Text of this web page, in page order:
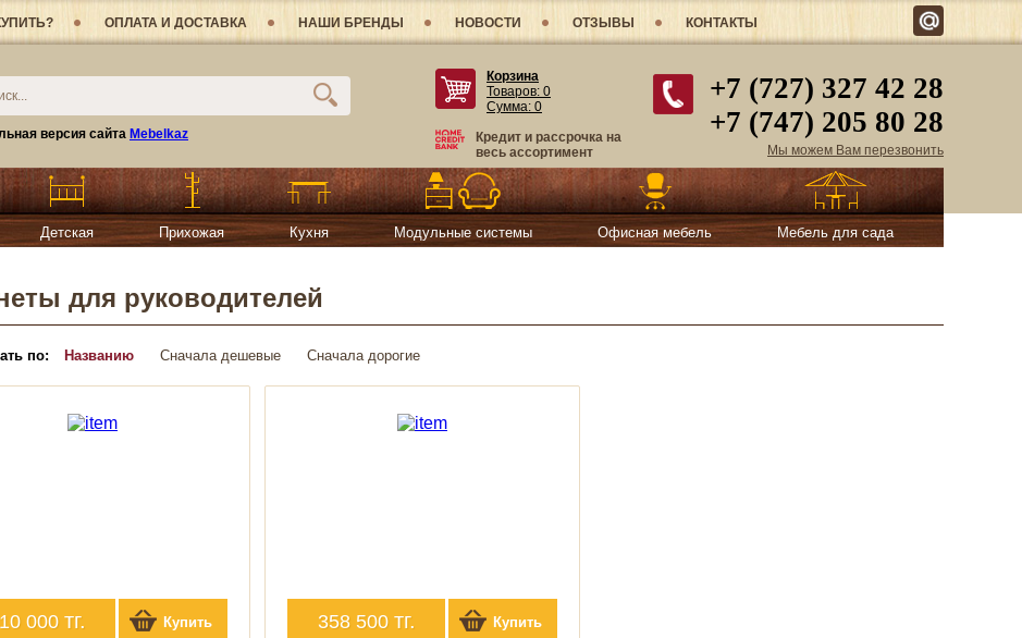
ОПЛАТА И ДОСТАВКА НАШИ БРЕНДЫ НОВОСТИ ОТЗЫВЫ КОНТАКТЫ
+7 (727) 327 42 28
+7 (747) 205 80 28
Мы можем Вам перезвонить
Корзина
Товаров: 0
Сумма: 0
Кредит и рассрочка на
весь ассортимент
версия сайта Mebelkaz
Детская Прихожая Кухня Модульные системы Офисная мебель Мебель для сада
для руководителей
по: Названию Сначала дешевые Сначала дорогие
000 тг. Купить 358 500 тг. Купить